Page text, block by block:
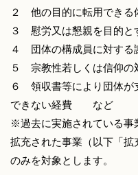
２ 他の目的に転用できる
３ 慰労又は懇親を目的と
４ 団体の構成員に対する
５ 宗教性若しくは信仰の
６ 領収書等により団体が
できない経費 など
※過去に実施されている事
拡充された事業（以下「
のみを対象とします。